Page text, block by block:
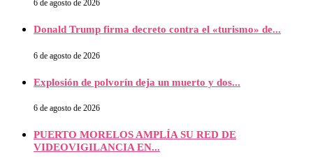
6 de agosto de 2026
Donald Trump firma decreto contra el «turismo» de...
6 de agosto de 2026
Explosión de polvorín deja un muerto y dos...
6 de agosto de 2026
PUERTO MORELOS AMPLÍA SU RED DE
VIDEOVIGILANCIA EN...